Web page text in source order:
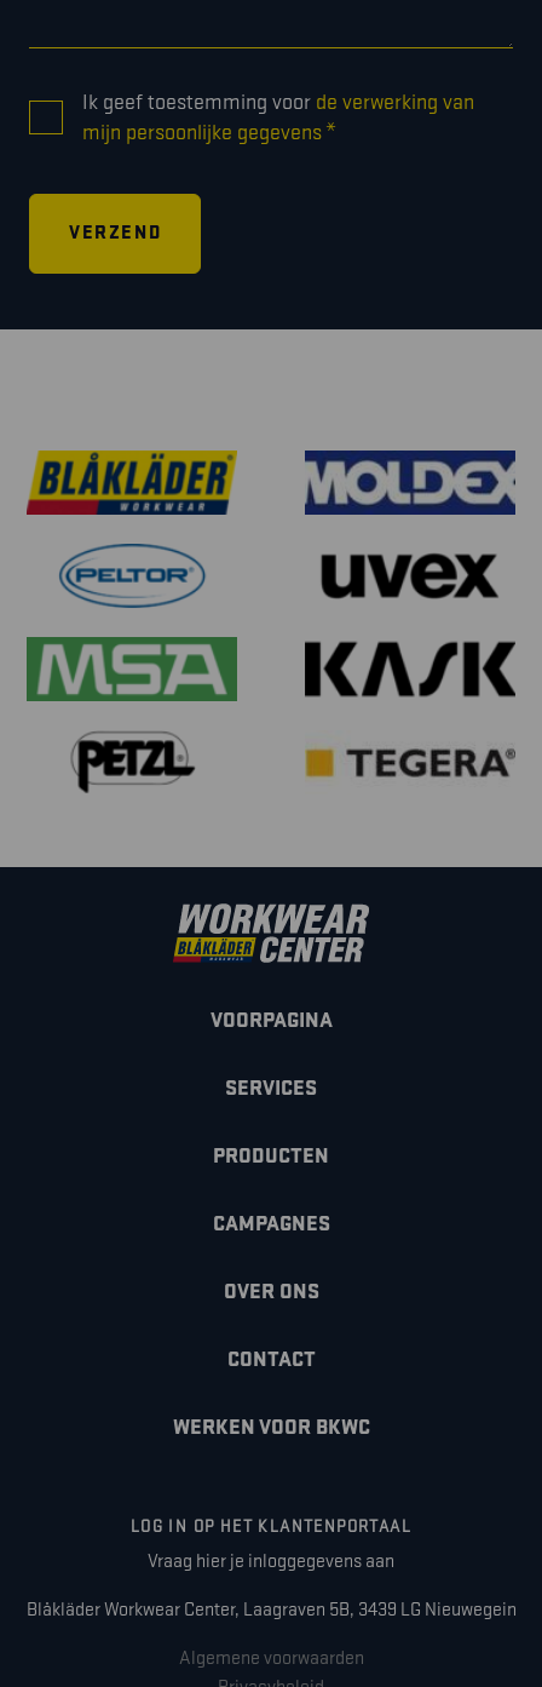
* Ik geef toestemming voor de verwerking van
mijn persoonlijke gegevens*
VOORPAGINA
SERVICES
PRODUCTEN
CAMPAGNES
OVER ONS
CONTACT
WERKEN VOOR BKWC
LOG IN OP HET KLANTENPORTAAL
Vraag hier je inloggegevens aan
Blåkläder Workwear Center, Laagraven 5B, 3439 LG Nieuwegein
Algemene voorwaarden